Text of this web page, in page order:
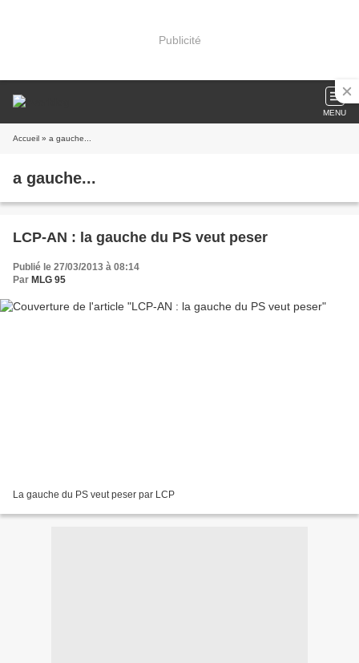
Publicité
MENU
Accueil » a gauche...
a gauche...
LCP-AN : la gauche du PS veut peser
Publié le 27/03/2013 à 08:14
Par MLG 95
La gauche du PS veut peser par LCP